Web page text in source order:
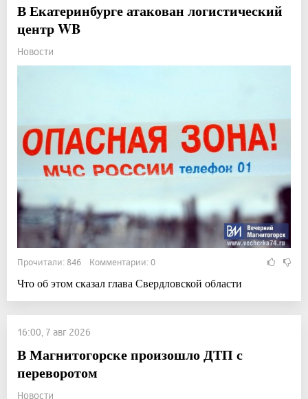
В Екатеринбурге атакован логистический
центр WB
Новости
Прочитали: 846 Комментарии: 0
Что об этом сказал глава Свердловской области
16:00, 7 авг 2026
В Магнитогорске произошло ДТП с
переворотом
Новости